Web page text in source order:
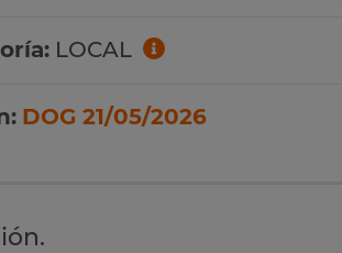
LOCAL
DOG 21/05/2026